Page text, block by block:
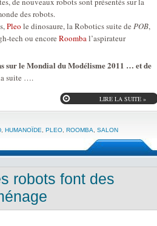
des robots.
s,Pleo le dinosaure, la Robotics suite de POB,
tech ou encore Roombal’aspirateur
sur le Mondial du Modélisme 2011 … et de
suite ….
LIRE LA SUITE »
HUMANOÏDE PLEO ROOMBA SALON
robots font des